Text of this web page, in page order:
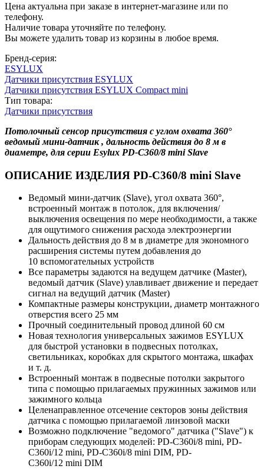
Цена актуальна при заказе в интернет-магазине или по
телефону.
Наличие товара уточняйте по телефону.
Вы можете удалить товар из корзины в любое время.
Бренд-серия:
ESYLUX
Датчики присутствия ESYLUX
Датчики присутствия ESYLUX Compact mini
Тип товара:
Датчики присутствия
Потолочный сенсор присутствия с углом охвата 360°
ведомый мини-датчик , дальность действия до 8 м в
диаметре, для серии Esylux PD-C360/8 mini Slave
ОПИСАНИЕ ИЗДЕЛИЯ PD-C360/8 mini Slave
Ведомый мини-датчик (Slave), угол охвата 360°,
встроенный монтаж в потолок, для включения/
выключения освещения по мере необходимости, а также
для ощутимого снижения расхода электроэнергии
Дальность действия до 8 м в диаметре для экономного
расширения системы путем добавления до
10 вспомогательных устройств
Все параметры задаются на ведущем датчике (Master),
ведомый датчик (Slave) улавливает движение и передает
сигнал на ведущий датчик (Master)
Компактные размеры конструкции, диаметр монтажного
отверстия всего 25 мм
Прочный соединительный провод длиной 60 см
Новая технология универсальных зажимов ESYLUX
для быстрой установки в подвесных потолках,
светильниках, коробках для скрытого монтажа, шкафах
и т. д.
Встроенный монтаж в подвесные потолки закрытого
типа с помощью прилагаемых пружинных зажимов или
зажимного кольца
Целенаправленное отсечение секторов зоны действия
датчика с помощью прилагаемой линзовой маски
Возможно подключение "ведомого" датчика ("Slave") к
приборам следующих моделей: PD-C360i/8 mini, PD-
C360i/12 mini, PD-C360i/8 mini DIM, PD-
C360i/12 mini DIM